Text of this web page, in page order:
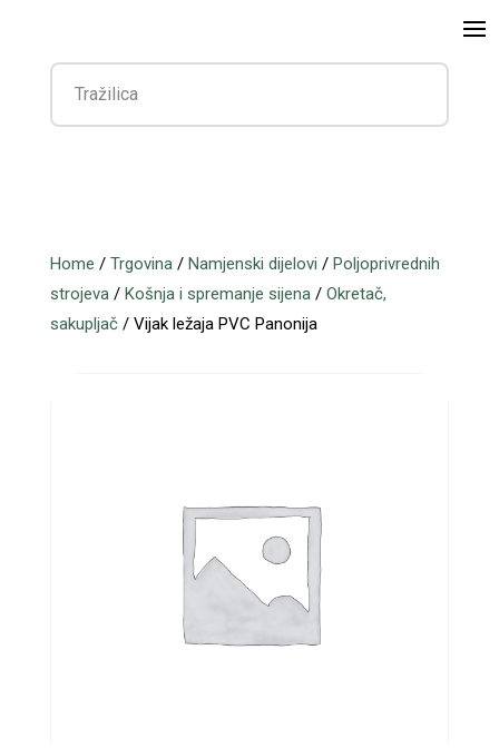
Home / Trgovina/ Namjenski dijelovi / Poljoprivrednih
strojeva/ Košnja i spremanje sijena/ Okretač,
sakupljač/ Vijak ležaja PVC Panonija